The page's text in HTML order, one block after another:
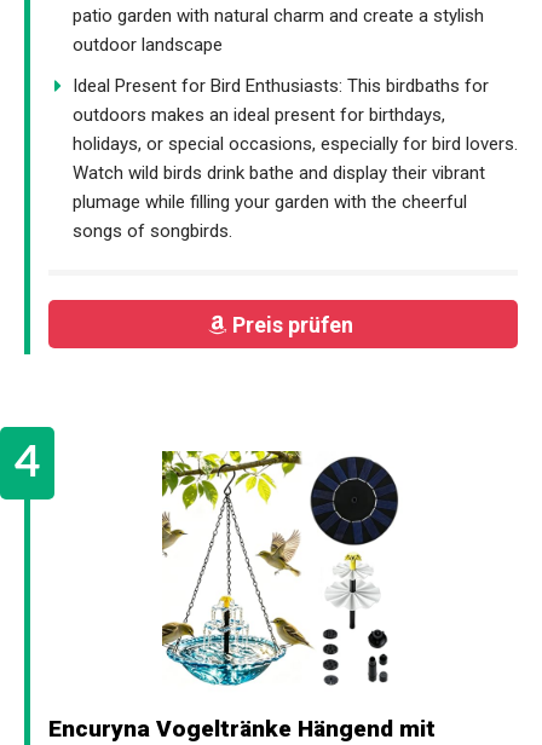
patio garden with natural charm and create a stylish
outdoor landscape
Ideal Present for Bird Enthusiasts: This birdbaths for
outdoors makes an ideal present for birthdays,
holidays, or special occasions, especially for bird lovers.
Watch wild birds drink bathe and display their vibrant
plumage while filling your garden with the cheerful
songs of songbirds.
Preis prüfen
Encuryna Vogeltränke Hängend mit